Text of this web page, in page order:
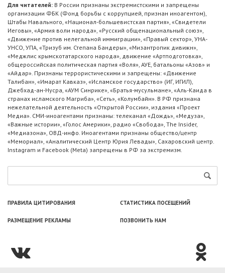
Для читателей: В России признаны экстремистскими и запрещены
организации ФБК (Фонд борьбы с коррупцией, признан иноагентом),
Штабы Навального, «Национал-большевистская партия», «Свидетели
Иеговы», «Армия воли народа», «Русский общенациональный союз»,
«Движение против нелегальной иммиграции», «Правый сектор», УНА-
УНСО, УПА, «Тризуб им. Степана Бандеры», «Мизантропик дивижн»,
«Меджлис крымскотатарского народа», движение «Артподготовка»,
общероссийская политическая партия «Воля», АУЕ, батальоны «Азов» и
«Айдар». Признаны террористическими и запрещены: «Движение
Талибан», «Имарат Кавказ», «Исламское государство» (ИГ, ИГИЛ),
Джебхад-ан-Нусра, «АУМ Синрике», «Братья-мусульмане», «Аль-Каида в
странах исламского Магриба», «Сеть», «Колумбайн». В РФ признана
нежелательной деятельность «Открытой России», издания «Проект
Медиа». СМИ-иноагентами признаны: телеканал «Дождь», «Медуза»,
«Важные истории», «Голос Америки», радио «Свобода», The Insider,
«Медиазона», ОВД-инфо. Иноагентами признаны общество/центр
«Мемориал», «Аналитический Центр Юрия Левады», Сахаровский центр.
Instagram и Facebook (Metа) запрещены в РФ за экстремизм.
ПРАВИЛА ЦИТИРОВАНИЯ СТАТИСТИКА ПОСЕЩЕНИЙ
РАЗМЕЩЕНИЕ РЕКЛАМЫ ПОЗВОНИТЬ НАМ